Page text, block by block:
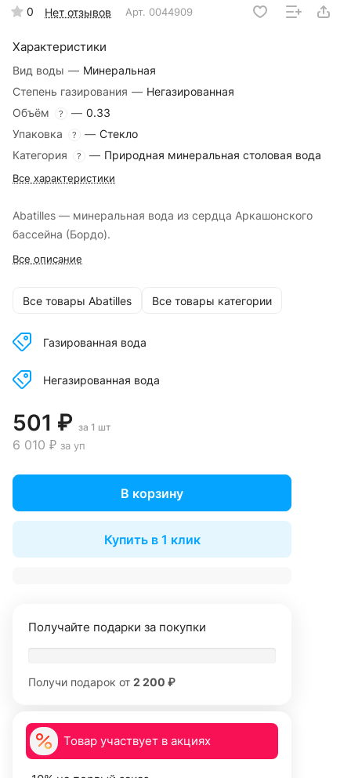
0 Нет отзывов Арт. 0044909
Характеристики
Вид воды — Минеральная
Степень газирования — Негазированная
Объём
? — 0.33
Упаковка
? — Стекло
Категория
? — Природная минеральная столовая вода
Все характеристики
Abatilles — минеральная вода из сердца Аркашонского
бассейна (Бордо).
Все описание
Все товары Abatilles Все товары категории
Газированная вода
Негазированная вода
501 ₽ за 1 шт
6 010 ₽ за уп
В корзину
Купить в 1 клик
Получайте подарки за покупки
Получи подарок от 2 200 ₽
Товар участвует в акциях